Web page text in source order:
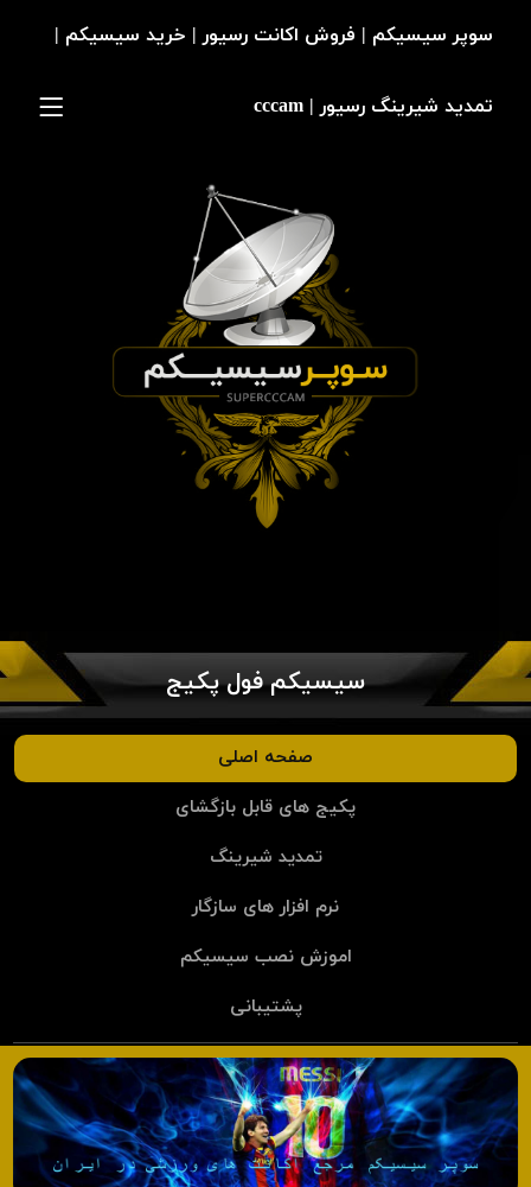
سیسیکم فول پکیج
صفحه اصلی
پکیج های قابل بازگشای
تمدید شیرینگ
نرم افزار های سازگار
اموزش نصب سیسیکم
پشتیبانی
سوپر سیسیکم | فروش اکانت رسیور | خرید سیسیکم |
تمدید شیرینگ رسیور | cccam